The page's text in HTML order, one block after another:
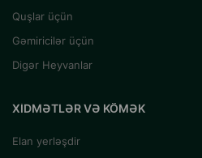
Quşlar üçün
Gəmiricilər üçün
Digər Heyvanlar
XIDMƏTLƏR VƏ KÖMƏK
Elan yerləşdir